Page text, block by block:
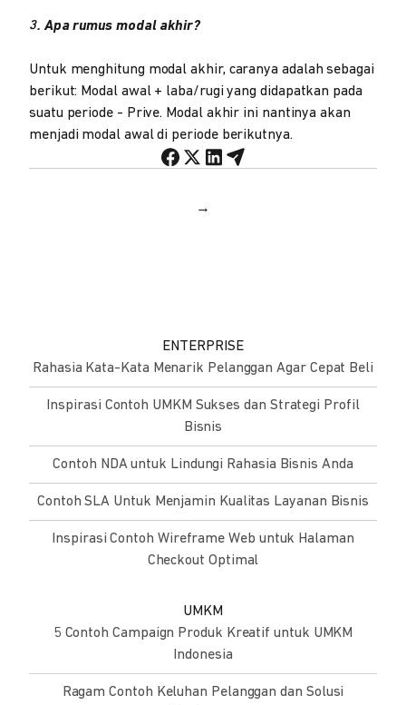
3. Apa rumus modal akhir?
Untuk menghitung modal akhir, caranya adalah sebagai
berikut: Modal awal + laba/rugi yang didapatkan pada
suatu periode - Prive. Modal akhir ini nantinya akan
menjadi modal awal di periode berikutnya.
→
ENTERPRISE
Rahasia Kata-Kata Menarik Pelanggan Agar Cepat Beli
Inspirasi Contoh UMKM Sukses dan Strategi Profil
Bisnis
Contoh NDA untuk Lindungi Rahasia Bisnis Anda
Contoh SLA Untuk Menjamin Kualitas Layanan Bisnis
Inspirasi Contoh Wireframe Web untuk Halaman
Checkout Optimal
UMKM
5 Contoh Campaign Produk Kreatif untuk UMKM
Indonesia
Ragam Contoh Keluhan Pelanggan dan Solusi